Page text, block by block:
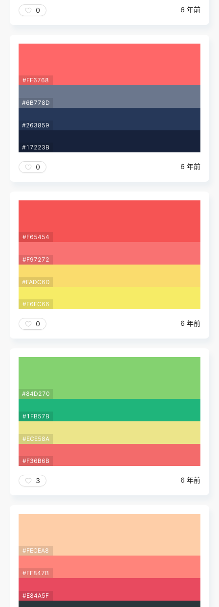
0 6 年前
#FF6768
#6B778D
#263859
#17223B
0 6 年前
#F65454
#F97272
#FADC6D
#F6EC66
0 6 年前
#84D270
#1FB57B
#ECE58A
#F36B6B
3 6 年前
#FECEA8
#FF847B
#E84A5F